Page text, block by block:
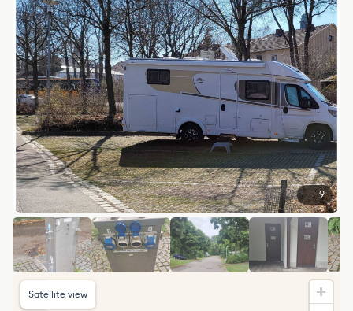
9
Satellite view